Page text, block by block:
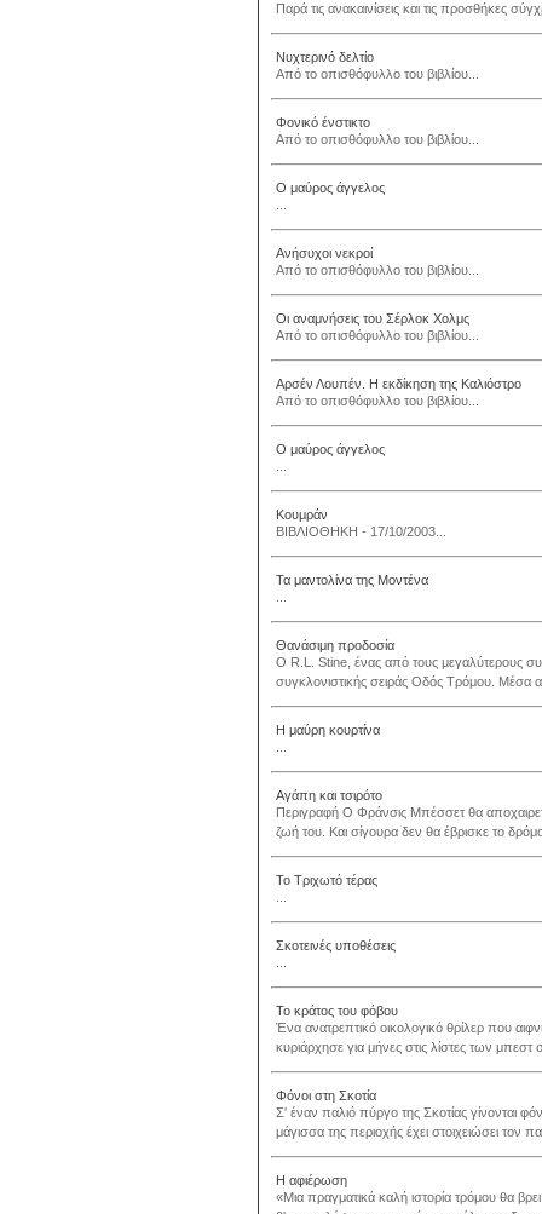
Παρά τις ανακαινίσεις και τις προσθήκες
Νυχτερινό δελτίο
Από το οπισθόφυλλο του βιβλίου...
Φονικό ένστικτο
Από το οπισθόφυλλο του βιβλίου...
Ο μαύρος άγγελος
Ανήσυχοι νεκροί
Από το οπισθόφυλλο του βιβλίου...
Οι αναμνήσεις του Σέρλοκ Χολμς
Από το οπισθόφυλλο του βιβλίου...
Αρσέν Λουπέν. Η εκδίκηση της Καλιόστρο
Από το οπισθόφυλλο του βιβλίου...
Ο μαύρος άγγελος
Κουμράν
ΒΙΒΛΙΟΘΗΚΗ - 17/10/2003...
Τα μαντολίνα της Μοντένα
Θανάσιμη προδοσία
Ο R.L. Stine, ένας από τους μεγαλύτερους
συγκλονιστικής σειράς Οδός Τρόμου. Μέσα
Η μαύρη κουρτίνα
Αγάπη και τσιρότο
Περιγραφή Ο Φράνσις Μπέσσετ θα
ζωή του. Και σίγουρα δεν θα έβρισκε το
Το Τριχωτό τέρας
Σκοτεινές υποθέσεις
Το κράτος του φόβου
Ένα ανατρεπτικό οικολογικό θρίλερ που
κυριάρχησε για μήνες στις λίστες των μπεστ
Φόνοι στη Σκοτία
Σ' έναν παλιό πύργο της Σκοτίας γίνονται
μάγισσα της περιοχής έχει στοιχειώσει
Η αφιέρωση
«Μια πραγματικά καλή ιστορία τρόμου θα